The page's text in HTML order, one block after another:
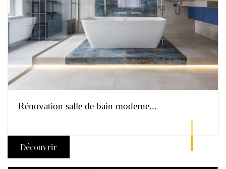
Rénovation salle de bain moderne...
Découvrir